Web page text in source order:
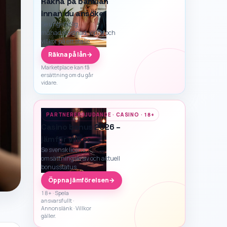
innan du ansöker
Se ungefärlig
månadskostnad, löptid och
villkor på ett ställe.
Räkna på lån→
Marketplace kan få
ersättning om du går
vidare.
PARTNERERBJUDANDE · CASINO · 18+
Casino bonus 2026 –
jämför villkor
Se svensk licens,
omsättningskrav och aktuell
bonusstatus.
Öppna jämförelsen→
18+ · Spela
ansvarsfullt ·
Annonslänk · Villkor
gäller.